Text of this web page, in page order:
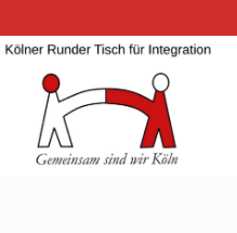
springen